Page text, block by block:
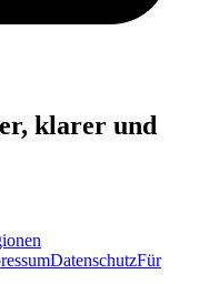
klarer und
DatenschutzFür